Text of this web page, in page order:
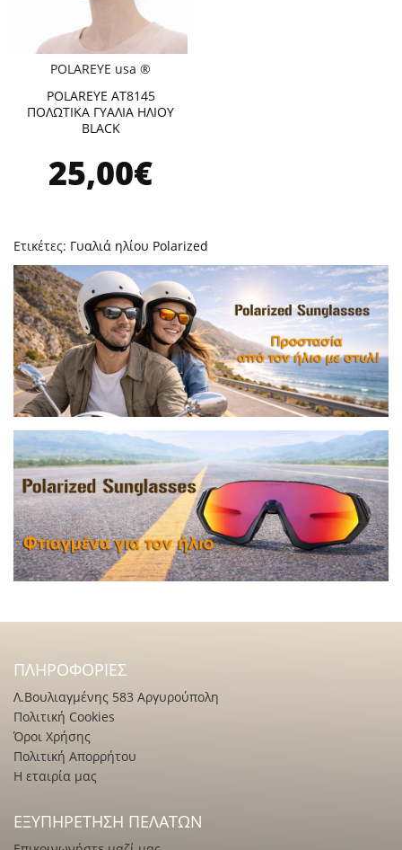
POLAREYE usa ®
POLAREYE AT8145
ΠΟΛΩΤΙΚΑ ΓΥΑΛΙΑ ΗΛΙΟΥ
BLACK
25,00€
Ετικέτες: Γυαλιά ηλίου Polarized
ΠΛΗΡΟΦΟΡΊΕΣ
Λ.Βουλιαγμένης 583 Αργυρούπολη
Πολιτική Cookies
Όροι Χρήσης
Πολιτική Απορρήτου
Η εταιρία μας
ΕΞΥΠΗΡΈΤΗΣΗ ΠΕΛΑΤΏΝ